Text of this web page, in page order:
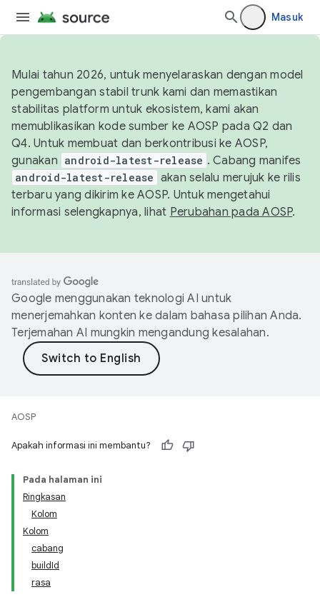
Masuk
Mulai tahun 2026, untuk menyelaraskan dengan model
pengembangan stabil trunk kami dan memastikan
stabilitas platform untuk ekosistem, kami akan
memublikasikan kode sumber ke AOSP pada Q2 dan
Q4. Untuk membuat dan berkontribusi ke AOSP,
gunakan android-latest-release . Cabang manifes
android-latest-release akan selalu merujuk ke rilis
terbaru yang dikirim ke AOSP. Untuk mengetahui
informasi selengkapnya, lihat Perubahan pada AOSP.
Google menggunakan teknologi AI untuk
menerjemahkan konten ke dalam bahasa pilihan Anda.
Terjemahan AI mungkin mengandung kesalahan.
AOSP
Apakah informasi ini membantu?
Pada halaman ini
Ringkasan
Kolom
Kolom
cabang
buildId
rasa